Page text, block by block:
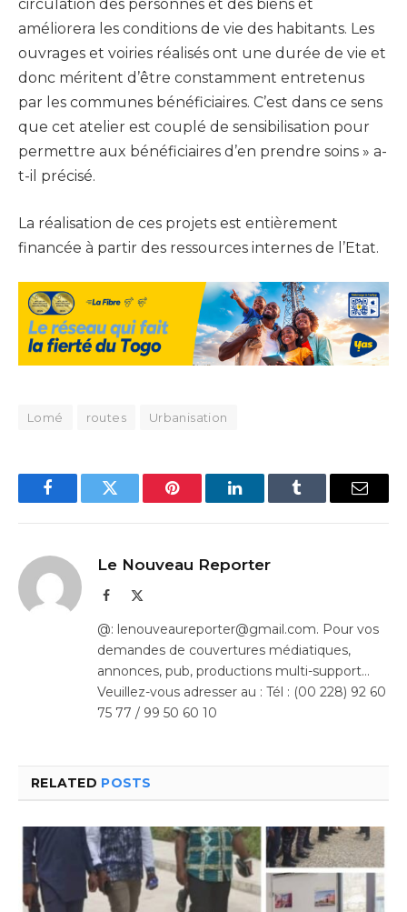
circulation des personnes et des biens et
améliorera les conditions de vie des habitants. Les
ouvrages et voiries réalisés ont une durée de vie et
donc méritent d’être constamment entretenus
par les communes bénéficiaires. C’est dans ce sens
que cet atelier est couplé de sensibilisation pour
permettre aux bénéficiaires d’en prendre soins » a-
t-il précisé.
La réalisation de ces projets est entièrement
financée à partir des ressources internes de l’Etat.
Lomé routes Urbanisation
FacebookTwitter Pinterest LinkedInTumblr Email
Le Nouveau Reporter
Facebook
@: lenouveaureporter@gmail.com. Pour vos
demandes de couvertures médiatiques,
annonces, pub, productions multi-support…
Veuillez-vous adresser au : Tél : (00 228) 92 60
75 77 / 99 50 60 10
RELATED POSTS